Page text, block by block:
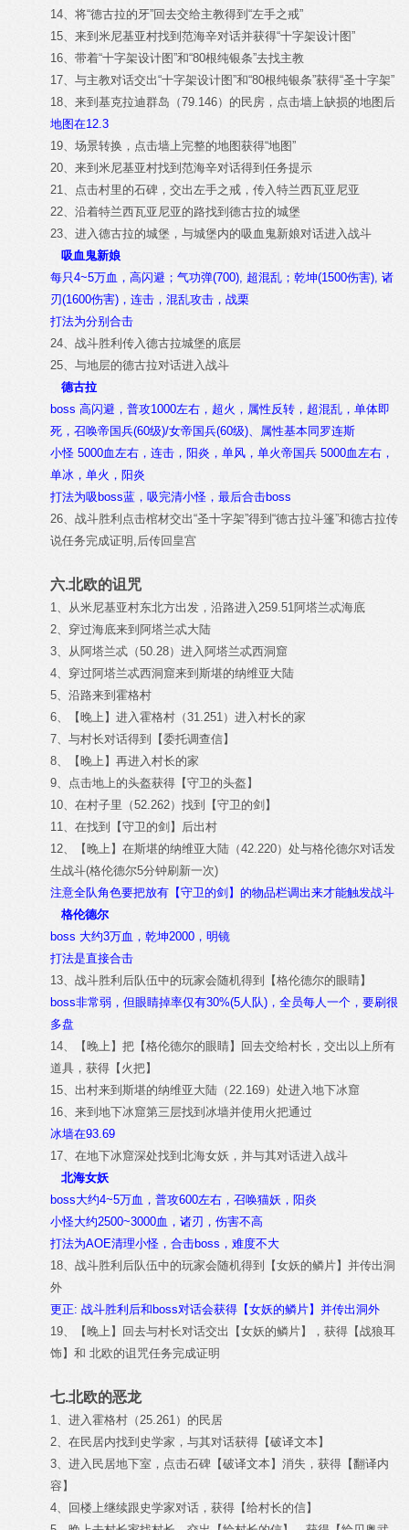
14、将“德古拉的牙”回去交给主教得到“左手之戒”
15、来到米尼基亚村找到范海辛对话并获得“十字架设计图”
16、带着“十字架设计图”和“80根纯银条”去找主教
17、与主教对话交出“十字架设计图”和“80根纯银条”获得“圣十字架”
18、来到基克拉迪群岛（79.146）的民房，点击墙上缺损的地图后
地图在12.3
19、场景转换，点击墙上完整的地图获得“地图”
20、来到米尼基亚村找到范海辛对话得到任务提示
21、点击村里的石碑，交出左手之戒，传入特兰西瓦亚尼亚
22、沿着特兰西瓦亚尼亚的路找到德古拉的城堡
23、进入德古拉的城堡，与城堡内的吸血鬼新娘对话进入战斗
吸血鬼新娘
每只4~5万血，高闪避；气功弹(700), 超混乱；乾坤(1500伤害), 诸
刃(1600伤害)，连击，混乱攻击，战栗
打法为分别合击
24、战斗胜利传入德古拉城堡的底层
25、与地层的德古拉对话进入战斗
德古拉
boss 高闪避，普攻1000左右，超火，属性反转，超混乱，单体即
死，召唤帝国兵(60级)/女帝国兵(60级)、属性基本同罗连斯
小怪 5000血左右，连击，阳炎，单风，单火帝国兵 5000血左右，
单冰，单火，阳炎
打法为吸boss蓝，吸完清小怪，最后合击boss
26、战斗胜利点击棺材交出“圣十字架”得到“德古拉斗篷”和德古拉传
说任务完成证明,后传回皇宫
六.北欧的诅咒
1、从米尼基亚村东北方出发，沿路进入259.51阿塔兰忒海底
2、穿过海底来到阿塔兰忒大陆
3、从阿塔兰忒（50.28）进入阿塔兰忒西洞窟
4、穿过阿塔兰忒西洞窟来到斯堪的纳维亚大陆
5、沿路来到霍格村
6、【晚上】进入霍格村（31.251）进入村长的家
7、与村长对话得到【委托调查信】
8、【晚上】再进入村长的家
9、点击地上的头盔获得【守卫的头盔】
10、在村子里（52.262）找到【守卫的剑】
11、在找到【守卫的剑】后出村
12、【晚上】在斯堪的纳维亚大陆（42.220）处与格伦德尔对话发
生战斗(格伦德尔5分钟刷新一次)
注意全队角色要把放有【守卫的剑】的物品栏调出来才能触发战斗
格伦德尔
boss 大约3万血，乾坤2000，明镜
打法是直接合击
13、战斗胜利后队伍中的玩家会随机得到【格伦德尔的眼睛】
boss非常弱，但眼睛掉率仅有30%(5人队)，全员每人一个，要刷很
多盘
14、【晚上】把【格伦德尔的眼睛】回去交给村长，交出以上所有
道具，获得【火把】
15、出村来到斯堪的纳维亚大陆（22.169）处进入地下冰窟
16、来到地下冰窟第三层找到冰墙并使用火把通过
冰墙在93.69
17、在地下冰窟深处找到北海女妖，并与其对话进入战斗
北海女妖
boss大约4~5万血，普攻600左右，召唤猫妖，阳炎
小怪大约2500~3000血，诸刃，伤害不高
打法为AOE清理小怪，合击boss，难度不大
18、战斗胜利后队伍中的玩家会随机得到【女妖的鳞片】并传出洞
外
更正: 战斗胜利后和boss对话会获得【女妖的鳞片】并传出洞外
19、【晚上】回去与村长对话交出【女妖的鳞片】，获得【战狼耳
饰】和 北欧的诅咒任务完成证明
七.北欧的恶龙
1、进入霍格村（25.261）的民居
2、在民居内找到史学家，与其对话获得【破译文本】
3、进入民居地下室，点击石碑【破译文本】消失，获得【翻译内
容】
4、回楼上继续跟史学家对话，获得【给村长的信】